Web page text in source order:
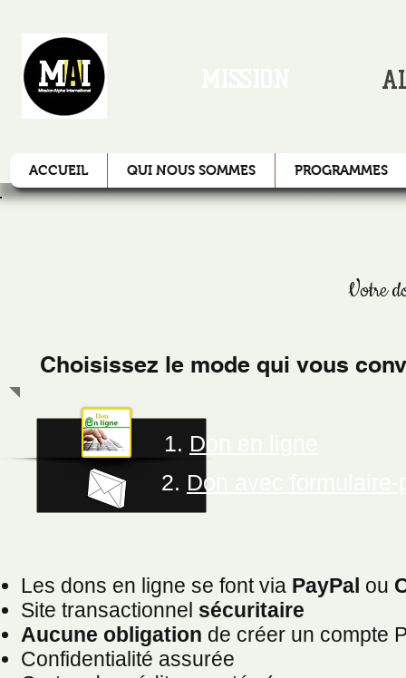
Votre
Choisissez le mode qui vous
1. Don en ligne
2. Don avec for
Les dons en ligne se font via PayPal ou
Site transactionnel sécuritaire
Aucune obligation de créer un compte
Confidentialité assurée
ACCUEIL QUI NOUS SOMMES PROGRAMMES